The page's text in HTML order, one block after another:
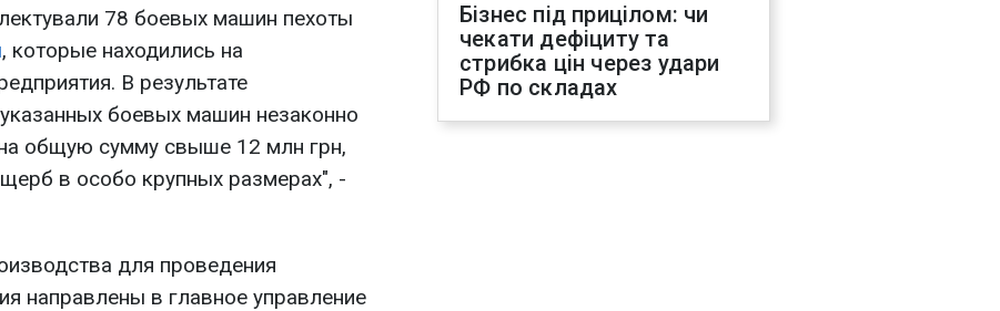
78 боевых машин пехоты
, которые находились на
В результате
боевых машин незаконно
общую сумму свыше 12 млн грн,
в особо крупных размерах", -
для проведения
направлены в главное управление
Бізнес під прицілом: чи
чекати дефіциту та
стрибка цін через удари
РФ по складах